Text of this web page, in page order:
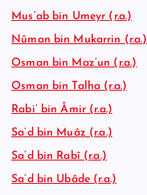
Mus’ab bin Umeyr (r.a.)
Nûman bin Mukarrin (r.a.)
Osman bin Maz’un (r.a.)
Osman bin Talha (r.a.)
Rabi’ bin Âmir (r.a.)
Sa’d bin Muâz (r.a.)
Sa’d bin Rabî (r.a.)
Sa’d bin Ubâde (r.a.)